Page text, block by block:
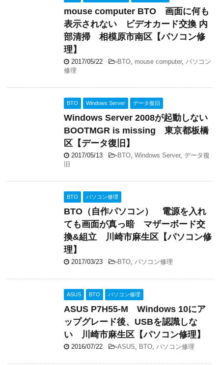
mouse computer BTO 画面に何も
表示されない ビデオカード交換 内
部清掃 相模原市南区【パソコン修
理】
2017/05/22 -BTO mouse computer, パソコン
修理
BTO Windows Server データ復旧
Windows Server 2008が起動しない
BOOTMGR is missing 東京都板橋
区【データ復旧】
2017/05/13 -BTO Windows Server, データ復
旧
BTO パソコン修理
BTO（自作パソコン） 電源を入れ
ても画面が真っ暗 マザーボード交
換&組立 川崎市麻生区【パソコン修
理】
2017/03/23 -BTO パソコン修理
ASUS BTO パソコン修理
ASUS P7H55-M Windows 10にア
ップグレード後、USBを認識しな
い 川崎市麻生区【パソコン修理】
2016/07/22 -ASUS BTO パソコン修理